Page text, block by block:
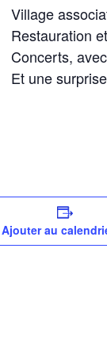
Village
Restauration
Concerts,
Et une
Ajouter au